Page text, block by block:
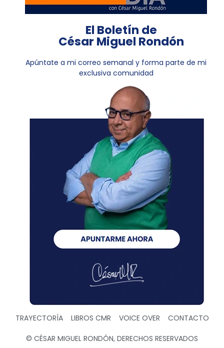
El Boletín de
César Miguel Rondón
Apúntate a mi correo semanal y forma parte de mi
exclusiva comunidad
TRAYECTORÍA LIBROS CMR VOICE OVER CONTACTO
© CÉSAR MIGUEL RONDÓN, DERECHOS RESERVADOS